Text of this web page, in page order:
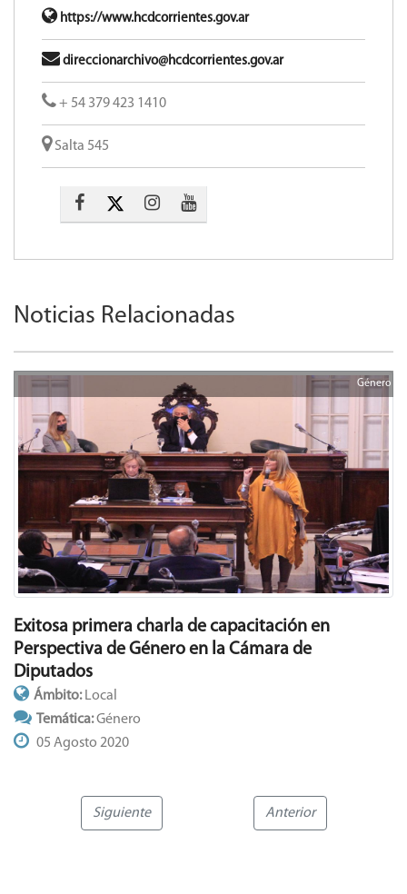
https://www.hcdcorrientes.gov.ar
direccionarchivo@hcdcorrientes.gov.ar
+ 54 379 423 1410
Salta 545
Noticias Relacionadas
Género
Exitosa primera charla de capacitación en
Perspectiva de Género en la Cámara de
Diputados
Ámbito: Local
Temática:Género
05 Agosto 2020
Siguiente Anterior